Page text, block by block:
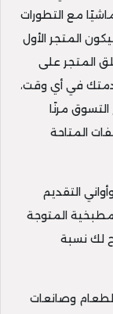
مع التطورات
المتجر الأول
المتجر على
خدمتك في أي وقت،
مرنًا
المتاحة
التقديم
المتوجة
لك نسبة
الطعام وصانعات